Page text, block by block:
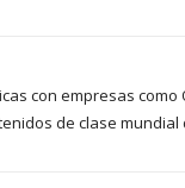
con empresas
de clase